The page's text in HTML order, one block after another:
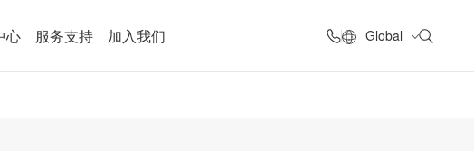
心 服务支持 加入我们 Global